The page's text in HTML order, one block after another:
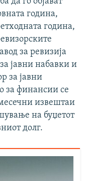
година,
година,
за ревизија
јавни набавки и
за јавни
за финансии се
извештаи
на буџетот
долг.